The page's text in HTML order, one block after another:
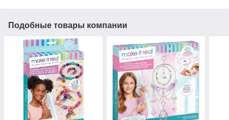
Подобные товары компании